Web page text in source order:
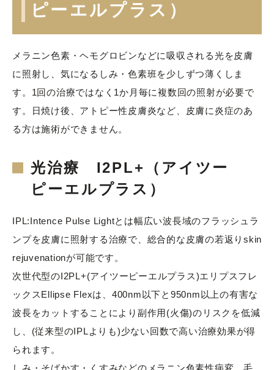
ピーエルプラス）
メラニン色素・ヘモグロビンなどに吸収される光を皮膚
に照射し、気になるしみ・色素班を少しずつ薄くしま
す。1回の治療ではなく1か月毎に複数回の照射が必要で
す。日焼け後、アトピー性皮膚炎など、皮膚に炎症のあ
る方は施術ができません。
光治療 I2PL+（アイツー
ピーエルプラス）
IPL:Intence Pulse Lightとは幅広い波長域のフラッシュラ
ンプを皮膚に照射する治療で、総合的な皮膚の若返りskin
rejuvenationが可能です。
次世代型のI2PL+(アイツーピーエルプラス)エリプスフレ
ックスEllipse Flexは、400nm以下と950nm以上の有害な
波長をカットすることにより副作用(火傷)のリスクを低減
し、(従来型のIPLよりも)少ない回数で高い治療効果が得
られます。